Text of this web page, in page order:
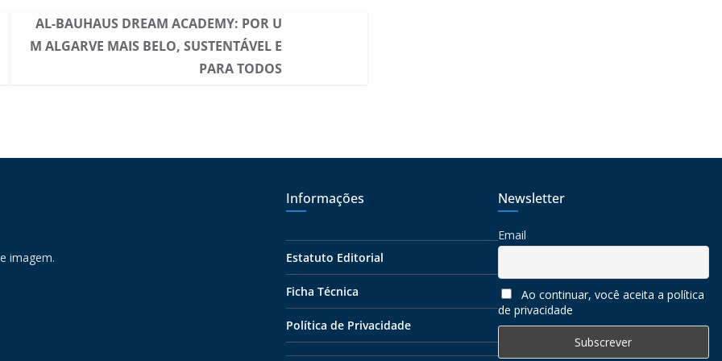
AL-BAUHAUS DREAM ACADEMY: POR U
M ALGARVE MAIS BELO, SUSTENTÁVEL E
PARA TODOS
imagem.
Informações
Estatuto Editorial
Ficha Técnica
Política de Privacidade
Newsletter
Email
Ao continuar, você aceita a política
de privacidade